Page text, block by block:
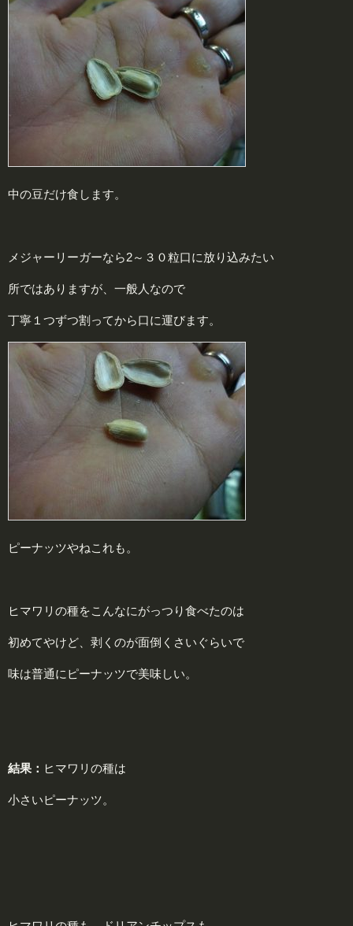
中の豆だけ食します。
メジャーリーガーなら2～３０粒口に放り込みたい
所ではありますが、一般人なので
丁寧１つずつ割ってから口に運びます。
ピーナッツやねこれも。
ヒマワリの種をこんなにがっつり食べたのは
初めてやけど、剥くのが面倒くさいぐらいで
味は普通にピーナッツで美味しい。
結果： ヒマワリの種は
小さいピーナッツ。